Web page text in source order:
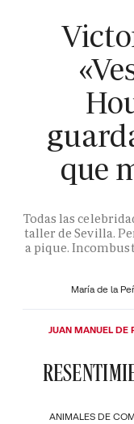
que
Todas las
taller de Sevilla.
a pique.
María de la
ANIMALES DE
JUAN MANUEL DE